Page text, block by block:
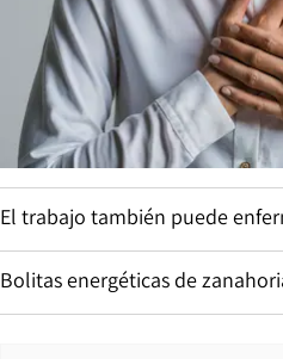
El trabajo también puede
Bolitas energéticas de